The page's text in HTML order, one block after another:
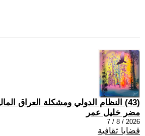
(43) النظام الدولي ومشكلة العراق المالية
مضر خليل عمر
2026 / 8 / 7
قضايا ثقافية